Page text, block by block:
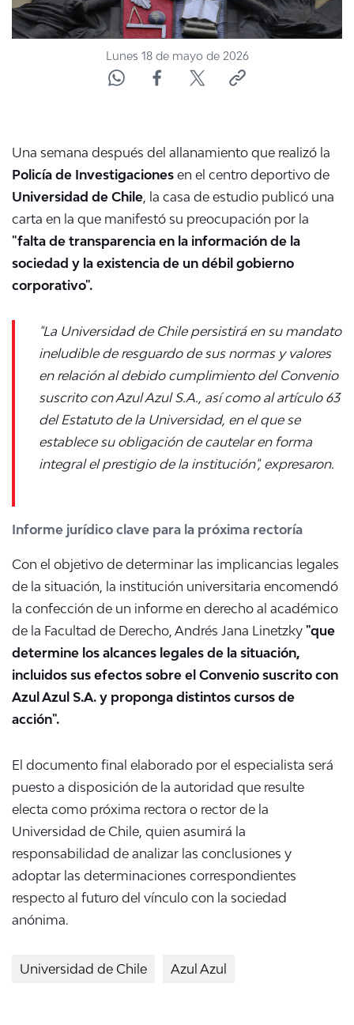
CANAL DE DENUNCIAS
ÁREA DE PROYECTOS
Lunes 18 de mayo de 2026
Una semana después del allanamiento que realizó la
Policía de Investigaciones en el centro deportivo de
Universidad de Chile, la casa de estudio publicó una
carta en la que manifestó su preocupación por la
"falta de transparencia en la información de la
sociedad y la existencia de un débil gobierno
corporativo".
"La Universidad de Chile persistirá en su mandato
ineludible de resguardo de sus normas y valores
en relación al debido cumplimiento del Convenio
suscrito con Azul Azul S.A., así como al artículo 63
del Estatuto de la Universidad, en el que se
establece su obligación de cautelar en forma
integral el prestigio de la institución", expresaron.
Informe jurídico clave para la próxima rectoría
Con el objetivo de determinar las implicancias legales
de la situación, la institución universitaria encomendó
la confección de un informe en derecho al académico
de la Facultad de Derecho, Andrés Jana Linetzky "que
determine los alcances legales de la situación,
incluidos sus efectos sobre el Convenio suscrito con
Azul Azul S.A. y proponga distintos cursos de
acción".
El documento final elaborado por el especialista será
puesto a disposición de la autoridad que resulte
electa como próxima rectora o rector de la
Universidad de Chile, quien asumirá la
responsabilidad de analizar las conclusiones y
adoptar las determinaciones correspondientes
respecto al futuro del vínculo con la sociedad
anónima.
Universidad de Chile Azul Azul